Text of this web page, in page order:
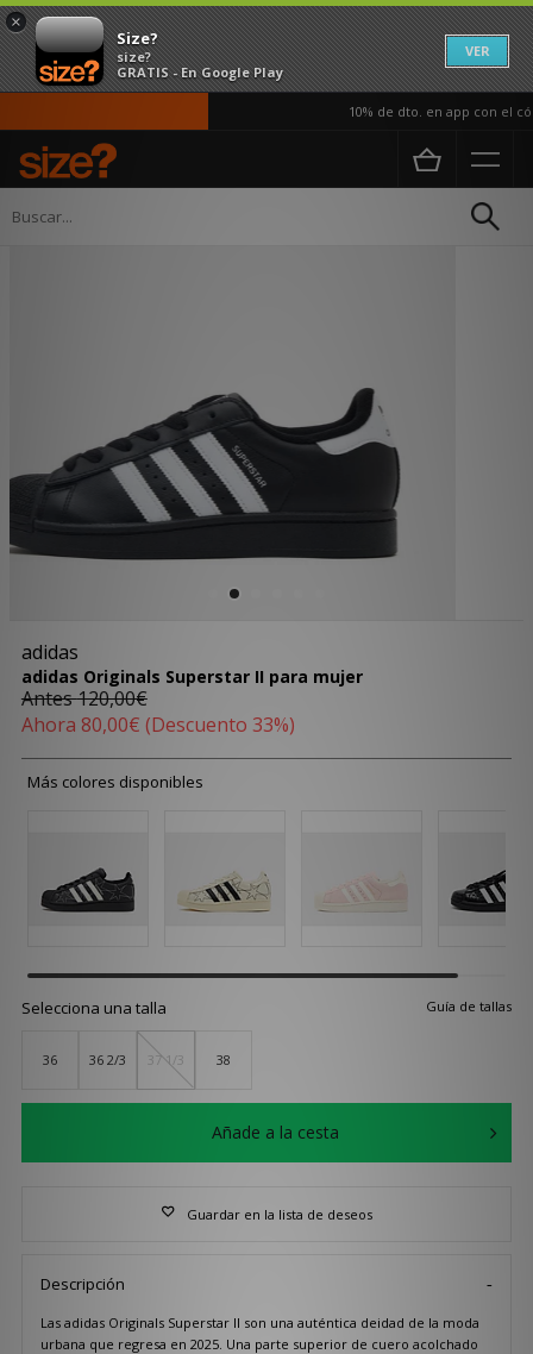
×
Size?
size?
GRATIS - En Google Play
VER
10% de dto. en app con el
Página principal
adidas
adidas Originals Superstar II para mujer
Antes120,00€
Ahora 80,00€ (Descuento 33%)
Más colores disponibles
Guía de tallas
Selecciona una talla
36 36 2/3 37 1/3 38
Añade a la cesta
Guardar en la lista de deseos
Descripción
Las adidas Originals Superstar II son una auténtica deidad de la moda
urbana que regresa en 2025. Una parte superior de cuero acolchado